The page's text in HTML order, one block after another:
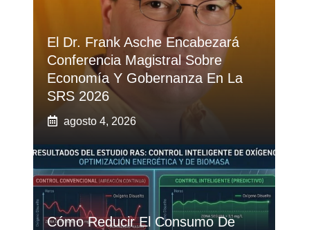
El Dr. Frank Asche Encabezará
Conferencia Magistral Sobre
Economía Y Gobernanza En La
SRS 2026
agosto 4, 2026
Cómo Reducir El Consumo De